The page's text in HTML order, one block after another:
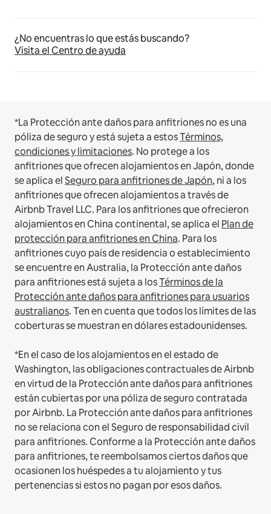
¿No encuentras lo que estás buscando?
Visita el Centro de ayuda
*La Protección ante daños para anfitriones no es una
póliza de seguro y está sujeta a estosTérminos,
condiciones y limitaciones. No protege a los
anfitriones que ofrecen alojamientos en Japón, donde
se aplica elSeguro para anfitriones de Japón, ni a los
anfitriones que ofrecen alojamientos a través de
Airbnb Travel LLC. Para los anfitriones que ofrecieron
alojamientos en China continental, se aplica el Plan de
protección para anfitriones en China. Para los
anfitriones cuyo país de residencia o establecimiento
se encuentre en Australia, la Protección ante daños
para anfitriones está sujeta a losTérminos de la
Protección ante daños para anfitriones para usuarios
australianos. Ten en cuenta que todos los límites de las
coberturas se muestran en dólares estadounidenses.
*En el caso de los alojamientos en el estado de
Washington, las obligaciones contractuales de Airbnb
en virtud de la Protección ante daños para anfitriones
están cubiertas por una póliza de seguro contratada
por Airbnb. La Protección ante daños para anfitriones
no se relaciona con el Seguro de responsabilidad civil
para anfitriones. Conforme a la Protección ante daños
para anfitriones, te reembolsamos ciertos daños que
ocasionen los huéspedes a tu alojamiento y tus
pertenencias si estos no pagan por esos daños.